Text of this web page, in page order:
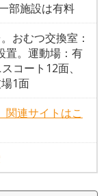
部施設は有料
おむつ交換室：
置。運動場：有
コート12面、
1面
関連サイトはこ